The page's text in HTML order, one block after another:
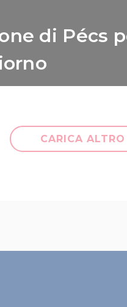
di Pécs
CARICA ALTRO